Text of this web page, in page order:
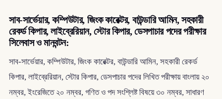
সাব-সার্ভেয়ার, কম্পিউটার, জিংক কারেক্টর, বাউন্ডারি আমিন, সহকারী
রেকর্ড কিপার, লাইব্রেরিয়ান, স্টোর কিপার, ডেসপাচার পদের পরীক্ষার
সিলেবাস ও মানবন্টন:
সাব-সার্ভেয়ার, কম্পিউটার, জিংক কারেক্টর, বাউন্ডারি আমিন, সহকারী রেকর্ড
কিপার, লাইব্রেরিয়ান, স্টোর কিপার, ডেসপাচার পদের লিখিত পরীক্ষায় বাংলায় ২০
নম্বর, ইংরেজিতে ২০ নম্বর, গণিত ও পদ সংশ্লিষ্ট বিষয়ে ৩০ নম্বর, সাধারণ